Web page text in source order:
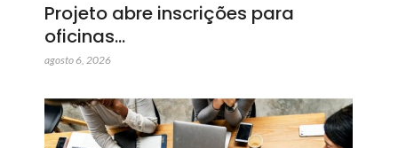
Projeto abre inscrições para
oficinas…
agosto 6, 2026